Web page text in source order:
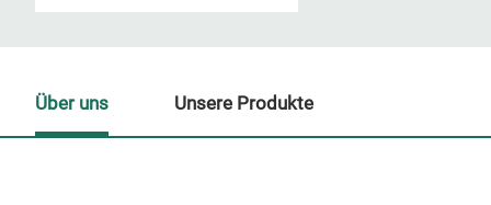
Über uns Unsere Produkte